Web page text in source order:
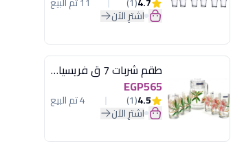
اشترِ الآن
طقم شربات 7 ق فريسيا لومينارك
EGP565
4.5
(1) 4 تم البيع
اشترِ الآن